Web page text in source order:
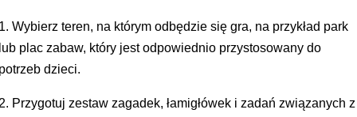
Wybierz teren, na którym odbędzie się gra, na przykład park
plac zabaw, który jest odpowiednio przystosowany do
dzieci.
Przygotuj zestaw zagadek, łamigłówek i zadań związanych z